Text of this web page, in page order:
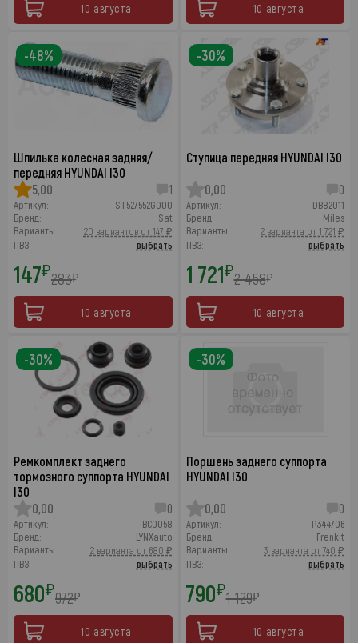
10 августа 10 августа
Шпилька колесная задняя/
передняя HYUNDAI I30
5,00
1
Артикул:
ST527552G000
Бренд:
Sat
Варианты:
20 вариантов от 147 ₽
ПВЗ:
выбрать
147₽283₽
10 августа
-48%
Ступица передняя HYUNDAI I30
0,00 0
Артикул:
DB82011
Бренд:
Miles
Варианты:
2 варианта от 1 721 ₽
ПВЗ:
выбрать
1 721₽2 458₽
10 августа
-30%
Ремкомплект заднего
тормозного суппорта HYUNDAI
I30
0,00
0
Артикул:
BC0058
Бренд:
LYNXauto
Варианты:
2 варианта от 680 ₽
ПВЗ:
выбрать
680₽972₽
10 августа
-30%
Поршень заднего суппорта
HYUNDAI I30
0,00 0
Артикул:
P344706
Бренд:
Frenkit
Варианты:
3 варианта от 740 ₽
ПВЗ:
выбрать
790₽1 129₽
10 августа
-30%